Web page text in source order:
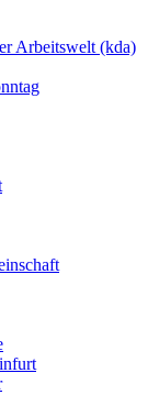
Arbeitswelt (kda)